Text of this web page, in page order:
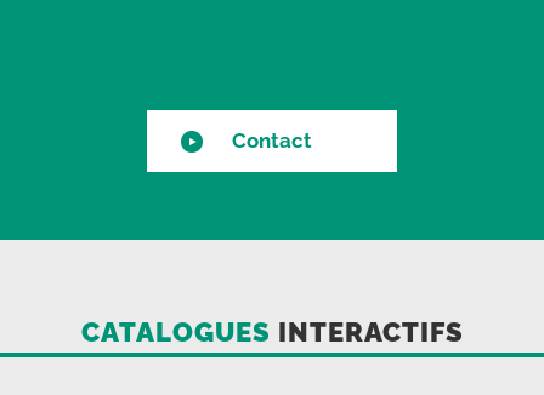
Contact
CATALOGUES INTERACTIFS